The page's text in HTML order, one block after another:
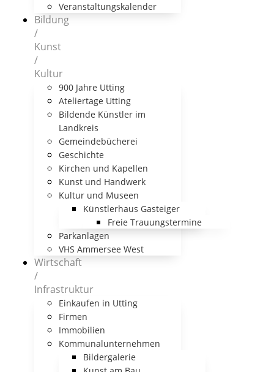
Veranstaltungskalender
Bildung
/
Kunst
/
Kultur
900 Jahre Utting
Ateliertage Utting
Bildende Künstler im
Landkreis
Gemeindebücherei
Geschichte
Kirchen und Kapellen
Kunst und Handwerk
Kultur und Museen
Künstlerhaus Gasteiger
Freie Trauungstermine
Parkanlagen
VHS Ammersee West
Wirtschaft
/
Infrastruktur
Einkaufen in Utting
Firmen
Immobilien
Kommunalunternehmen
Bildergalerie